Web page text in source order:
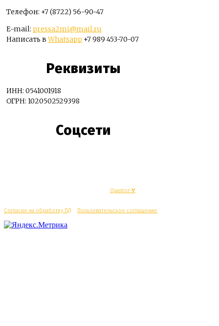
Телефон: +7 (8722) 56-90-47
E-mail: pressa2mi@mail.ru
Написать вWhatsapp +7 989 453-70-07
Реквизиты
ИНН: 0541001918
ОГРН: 1020502529398
Соцсети
Quantor-∀
Согласие на обработку ПД Пользовательское соглашение